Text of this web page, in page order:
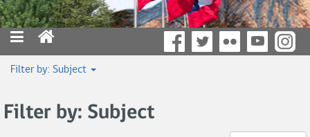
Filter by: Subject
Filter by: Subject